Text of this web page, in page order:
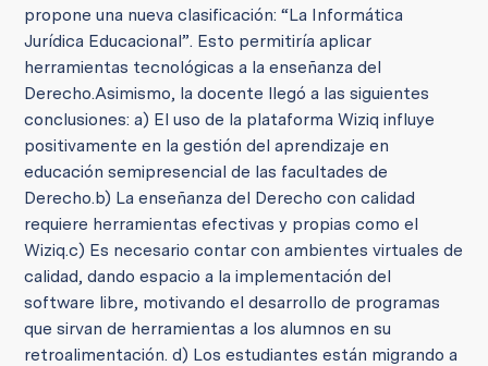
propone una nueva clasificación: “La Informática
Jurídica Educacional”. Esto permitiría aplicar
herramientas tecnológicas a la enseñanza del
Derecho.Asimismo, la docente llegó a las siguientes
conclusiones:a) El uso de la plataforma Wiziq influye
positivamente en la gestión del aprendizaje en
educación semipresencial de las facultades de
Derecho.b) La enseñanza del Derecho con calidad
requiere herramientas efectivas y propias como el
Wiziq.c) Es necesario contar con ambientes virtuales de
calidad, dando espacio a la implementación del
software libre, motivando el desarrollo de programas
que sirvan de herramientas a los alumnos en su
retroalimentación.d) Los estudiantes están migrando a